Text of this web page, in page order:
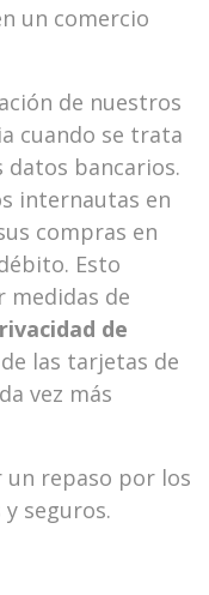
un comercio
de nuestros
cuando se trata
datos bancarios.
internautas en
compras en
Esto
medidas de
de
las tarjetas de
vez más
un repaso por los
seguros.